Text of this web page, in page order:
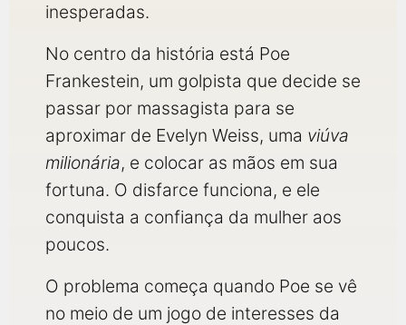
inesperadas.
No centro da história está Poe
Frankestein, um golpista que decide se
passar por massagista para se
aproximar de Evelyn Weiss, uma viúva
milionária, e colocar as mãos em sua
fortuna. O disfarce funciona, e ele
conquista a confiança da mulher aos
poucos.
O problema começa quando Poe se vê
no meio de um jogo de interesses da